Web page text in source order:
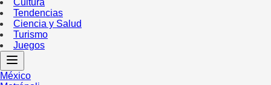
Cultura
Tendencias
Ciencia y Salud
Turismo
Juegos
México